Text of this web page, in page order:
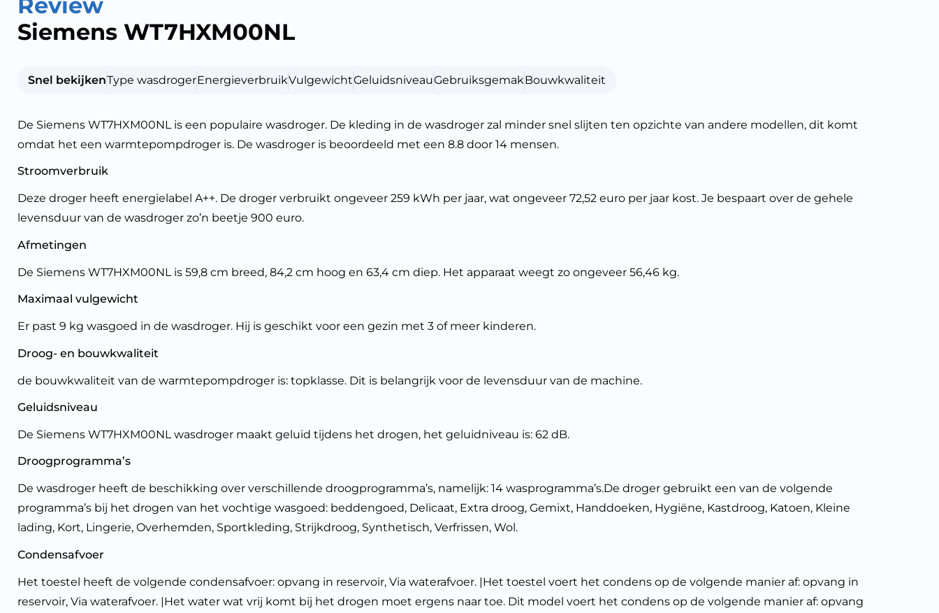
Siemens WT7HXM00NL
Snel bekijkenType wasdrogerEnergieverbruikVulgewichtGeluidsniveauGebruiksgemakBouwkwaliteit
De Siemens WT7HXM00NL is een populaire wasdroger. De kleding in de wasdroger zal minder snel slijten ten opzichte van andere modellen, dit komt
omdat het een warmtepompdroger is. De wasdroger is beoordeeld met een 8.8 door 14 mensen.
Stroomverbruik
Deze droger heeft energielabel A++. De droger verbruikt ongeveer 259 kWh per jaar, wat ongeveer 72,52 euro per jaar kost. Je bespaart over de gehele
levensduur van de wasdroger zo’n beetje 900 euro.
Afmetingen
De Siemens WT7HXM00NL is 59,8 cm breed, 84,2 cm hoog en 63,4 cm diep. Het apparaat weegt zo ongeveer 56,46 kg.
Maximaal vulgewicht
Er past 9 kg wasgoed in de wasdroger. Hij is geschikt voor een gezin met 3 of meer kinderen.
Droog- en bouwkwaliteit
de bouwkwaliteit van de warmtepompdroger is: topklasse. Dit is belangrijk voor de levensduur van de machine.
Geluidsniveau
De Siemens WT7HXM00NL wasdroger maakt geluid tijdens het drogen, het geluidniveau is: 62 dB.
Droogprogramma’s
De wasdroger heeft de beschikking over verschillende droogprogramma’s, namelijk: 14 wasprogramma’s.De droger gebruikt een van de volgende
programma’s bij het drogen van het vochtige wasgoed: beddengoed, Delicaat, Extra droog, Gemixt, Handdoeken, Hygiëne, Kastdroog, Katoen, Kleine
lading, Kort, Lingerie, Overhemden, Sportkleding, Strijkdroog, Synthetisch, Verfrissen, Wol.
Condensafvoer
Het toestel heeft de volgende condensafvoer: opvang in reservoir, Via waterafvoer. |Het toestel voert het condens op de volgende manier af: opvang in
reservoir, Via waterafvoer. |Het water wat vrij komt bij het drogen moet ergens naar toe. Dit model voert het condens op de volgende manier af: opvang